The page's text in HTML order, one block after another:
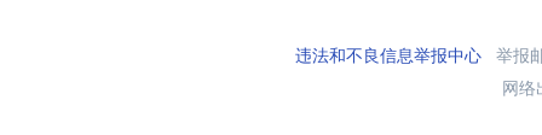
违法和不良信息举报中心举报
网